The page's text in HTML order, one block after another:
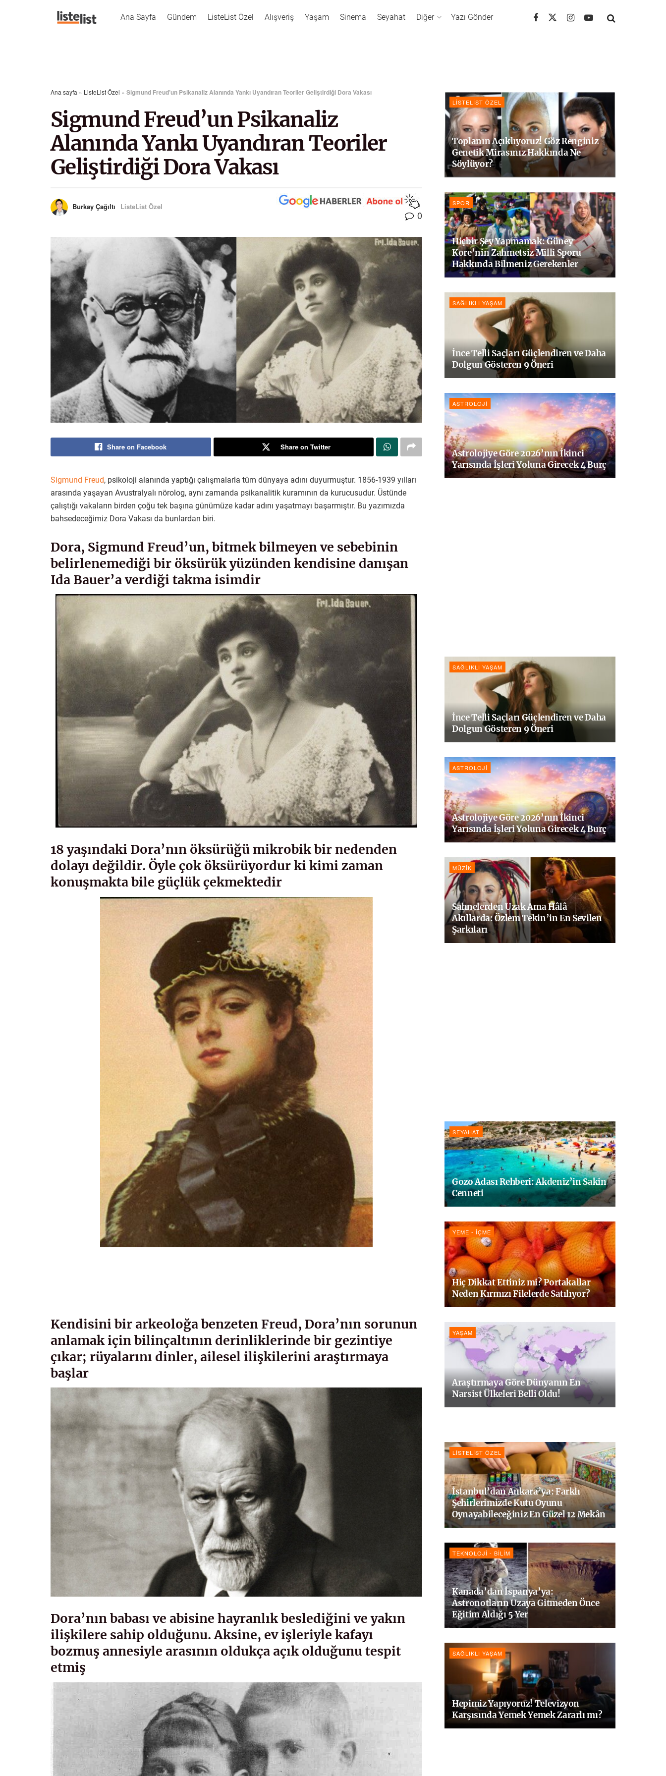
Ana Sayfa Gündem ListeList Özel Alışveriş Yaşam Sinema Seyahat Diğer Yazı Gönder
Ana sayfa » ListeList Özel » Sigmund Freud’un Psikanaliz Alanında Yankı Uyandıran Teoriler Geliştirdiği Dora Vakası
Sigmund Freud’un Psikanaliz
Alanında Yankı Uyandıran Teoriler
Geliştirdiği Dora Vakası
Burkay Çağıltı ListeList Özel
0
Share on Facebook Share on Twitter
Sigmund Freud, psikoloji alanında yaptığı çalışmalarla tüm dünyaya adını duyurmuştur. 1856-1939 yılları
arasında yaşayan Avustralyalı nörolog, aynı zamanda psikanalitik kuramının da kurucusudur. Üstünde
çalıştığı vakaların birden çoğu tek başına günümüze kadar adını yaşatmayı başarmıştır. Bu yazımızda
bahsedeceğimiz Dora Vakası da bunlardan biri.
Dora, Sigmund Freud’un, bitmek bilmeyen ve sebebinin
belirlenemediği bir öksürük yüzünden kendisine danışan
Ida Bauer’a verdiği takma isimdir
18 yaşındaki Dora’nın öksürüğü mikrobik bir nedenden
dolayı değildir. Öyle çok öksürüyordur ki kimi zaman
konuşmakta bile güçlük çekmektedir
Kendisini bir arkeoloğa benzeten Freud, Dora’nın sorunun
anlamak için bilinçaltının derinliklerinde bir gezintiye
çıkar; rüyalarını dinler, ailesel ilişkilerini araştırmaya
başlar
Dora’nın babası ve abisine hayranlık beslediğini ve yakın
ilişkilere sahip olduğunu. Aksine, ev işleriyle kafayı
bozmuş annesiyle arasının oldukça açık olduğunu tespit
etmiş
LISTELIST ÖZEL
Toplanın Açıklıyoruz! Göz Renginiz
Genetik Mirasınız Hakkında Ne
Söylüyor?
SPOR
Hiçbir Şey Yapmamak: Güney
Kore’nin Zahmetsiz Milli Sporu
Hakkında Bilmeniz Gerekenler
SAĞLIKLI YAŞAM
İnce Telli Saçları Güçlendiren ve Daha
Dolgun Gösteren 9 Öneri
ASTROLOJI
Astrolojiye Göre 2026’nın İkinci
Yarısında İşleri Yoluna Girecek 4 Burç
SAĞLIKLI YAŞAM
İnce Telli Saçları Güçlendiren ve Daha
Dolgun Gösteren 9 Öneri
ASTROLOJI
Astrolojiye Göre 2026’nın İkinci
Yarısında İşleri Yoluna Girecek 4 Burç
MÜZIK
Sahnelerden Uzak Ama Hâlâ
Akıllarda: Özlem Tekin’in En Sevilen
Şarkıları
SEYAHAT
Gozo Adası Rehberi: Akdeniz’in Sakin
Cenneti
YEME - İÇME
Hiç Dikkat Ettiniz mi? Portakallar
Neden Kırmızı Filelerde Satılıyor?
YAŞAM
Araştırmaya Göre Dünyanın En
Narsist Ülkeleri Belli Oldu!
LISTELIST ÖZEL
İstanbul’dan Ankara’ya: Farklı
Şehirlerimizde Kutu Oyunu
Oynayabileceğiniz En Güzel 12 Mekân
TEKNOLOJI - BILIM
Kanada’dan İspanya’ya:
Astronotların Uzaya Gitmeden Önce
Eğitim Aldığı 5 Yer
SAĞLIKLI YAŞAM
Hepimiz Yapıyoruz! Televizyon
Karşısında Yemek Yemek Zararlı mı?